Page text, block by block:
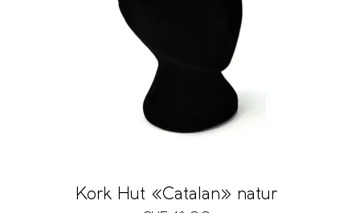
Kork Hut «Catalan» natur